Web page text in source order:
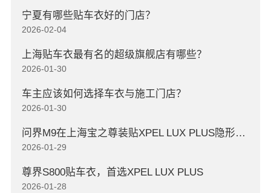
宁夏有哪些贴车衣好的门店？
2026-02-04
上海贴车衣最有名的超级旗舰店有哪些？
2026-01-30
车主应该如何选择车衣与施工门店？
2026-01-30
问界M9在上海宝之尊装贴XPEL LUX PLUS隐形车衣
2026-01-29
尊界S800贴车衣，首选XPEL LUX PLUS
2026-01-28